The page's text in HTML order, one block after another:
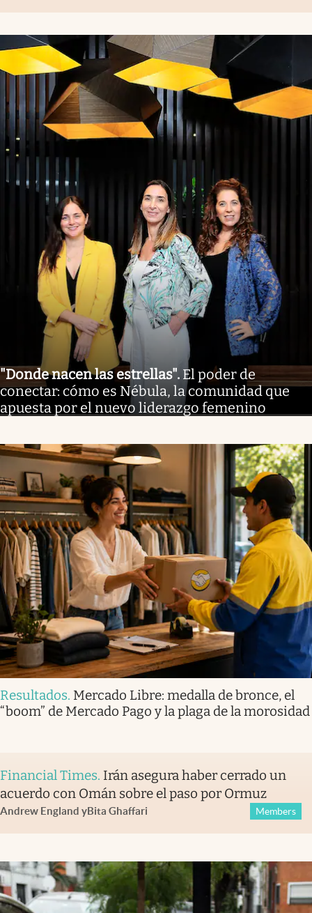
"Donde nacen las estrellas". El poder de
conectar: cómo es Nébula, la comunidad que
apuesta por el nuevo liderazgo femenino
Resultados. Mercado Libre: medalla de bronce, el
“boom” de Mercado Pago y la plaga de la morosidad
Financial Times. Irán asegura haber cerrado un
acuerdo con Omán sobre el paso por Ormuz
Andrew England yBita Ghaffari Members